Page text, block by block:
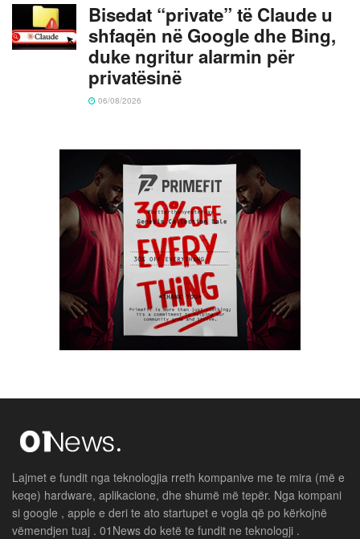
Bisedat “private” të Claude u
shfaqën në Google dhe Bing,
duke ngritur alarmin për
privatësinë
06/08/2026
Lajmet e fundit nga teknologjia rreth kompanive me te mira (më e
keqe) hardware, aplikacione, dhe shumë më tepër. Nga kompani
si google , apple e deri te ato startupet e vogla që po kërkojnë
vëmendjen tuaj . 01News do ketë te fundit ne teknologji .